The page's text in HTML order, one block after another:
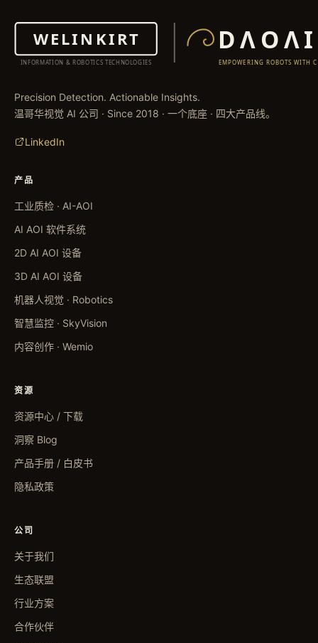
Precision Detection. Actionable Insights.
温哥华视觉 AI 公司 · Since 2018 · 一个底座 · 四大产品线。
LinkedIn
产品
工业质检 · AI-AOI
AI AOI 软件系统
2D AI AOI 设备
3D AI AOI 设备
机器人视觉 · Robotics
智慧监控 · SkyVision
内容创作 · Wemio
资源
资源中心 / 下载
洞察 Blog
产品手册 / 白皮书
隐私政策
公司
关于我们
生态联盟
行业方案
合作伙伴